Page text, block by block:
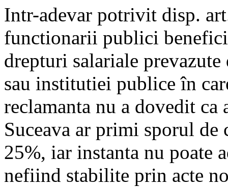
Intr-adevar potrivit disp.
functionarii publici
drepturi salariale
sau institutiei publice în
reclamanta nu a dovedit
Suceava ar primi sporul
25%, iar instanta nu poate
nefiind stabilite prin acte